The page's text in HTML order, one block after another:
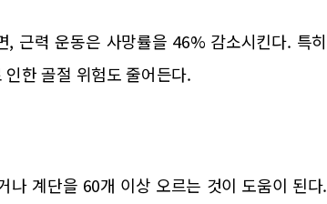
근력 운동은 사망률을 46% 감소시킨다. 특히
한 골절 위험도 줄어든다.
나 계단을 60개 이상 오르는 것이 도움이 된다.